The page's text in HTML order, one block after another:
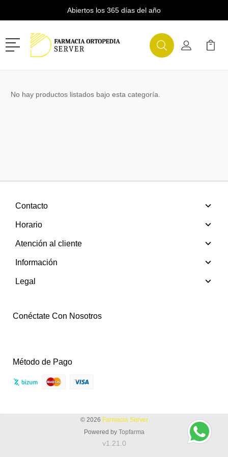
Abiertos los 365 días del año
Menú
BuscarMi Cuenta
Mi
No hay productos listados bajo esta categoría.
Contacto
Horario
Atención al cliente
Información
Legal
Conéctate Con Nosotros
Método de Pago
© 2026 Farmacia Server
Powered by Topfarma
v1.21.0